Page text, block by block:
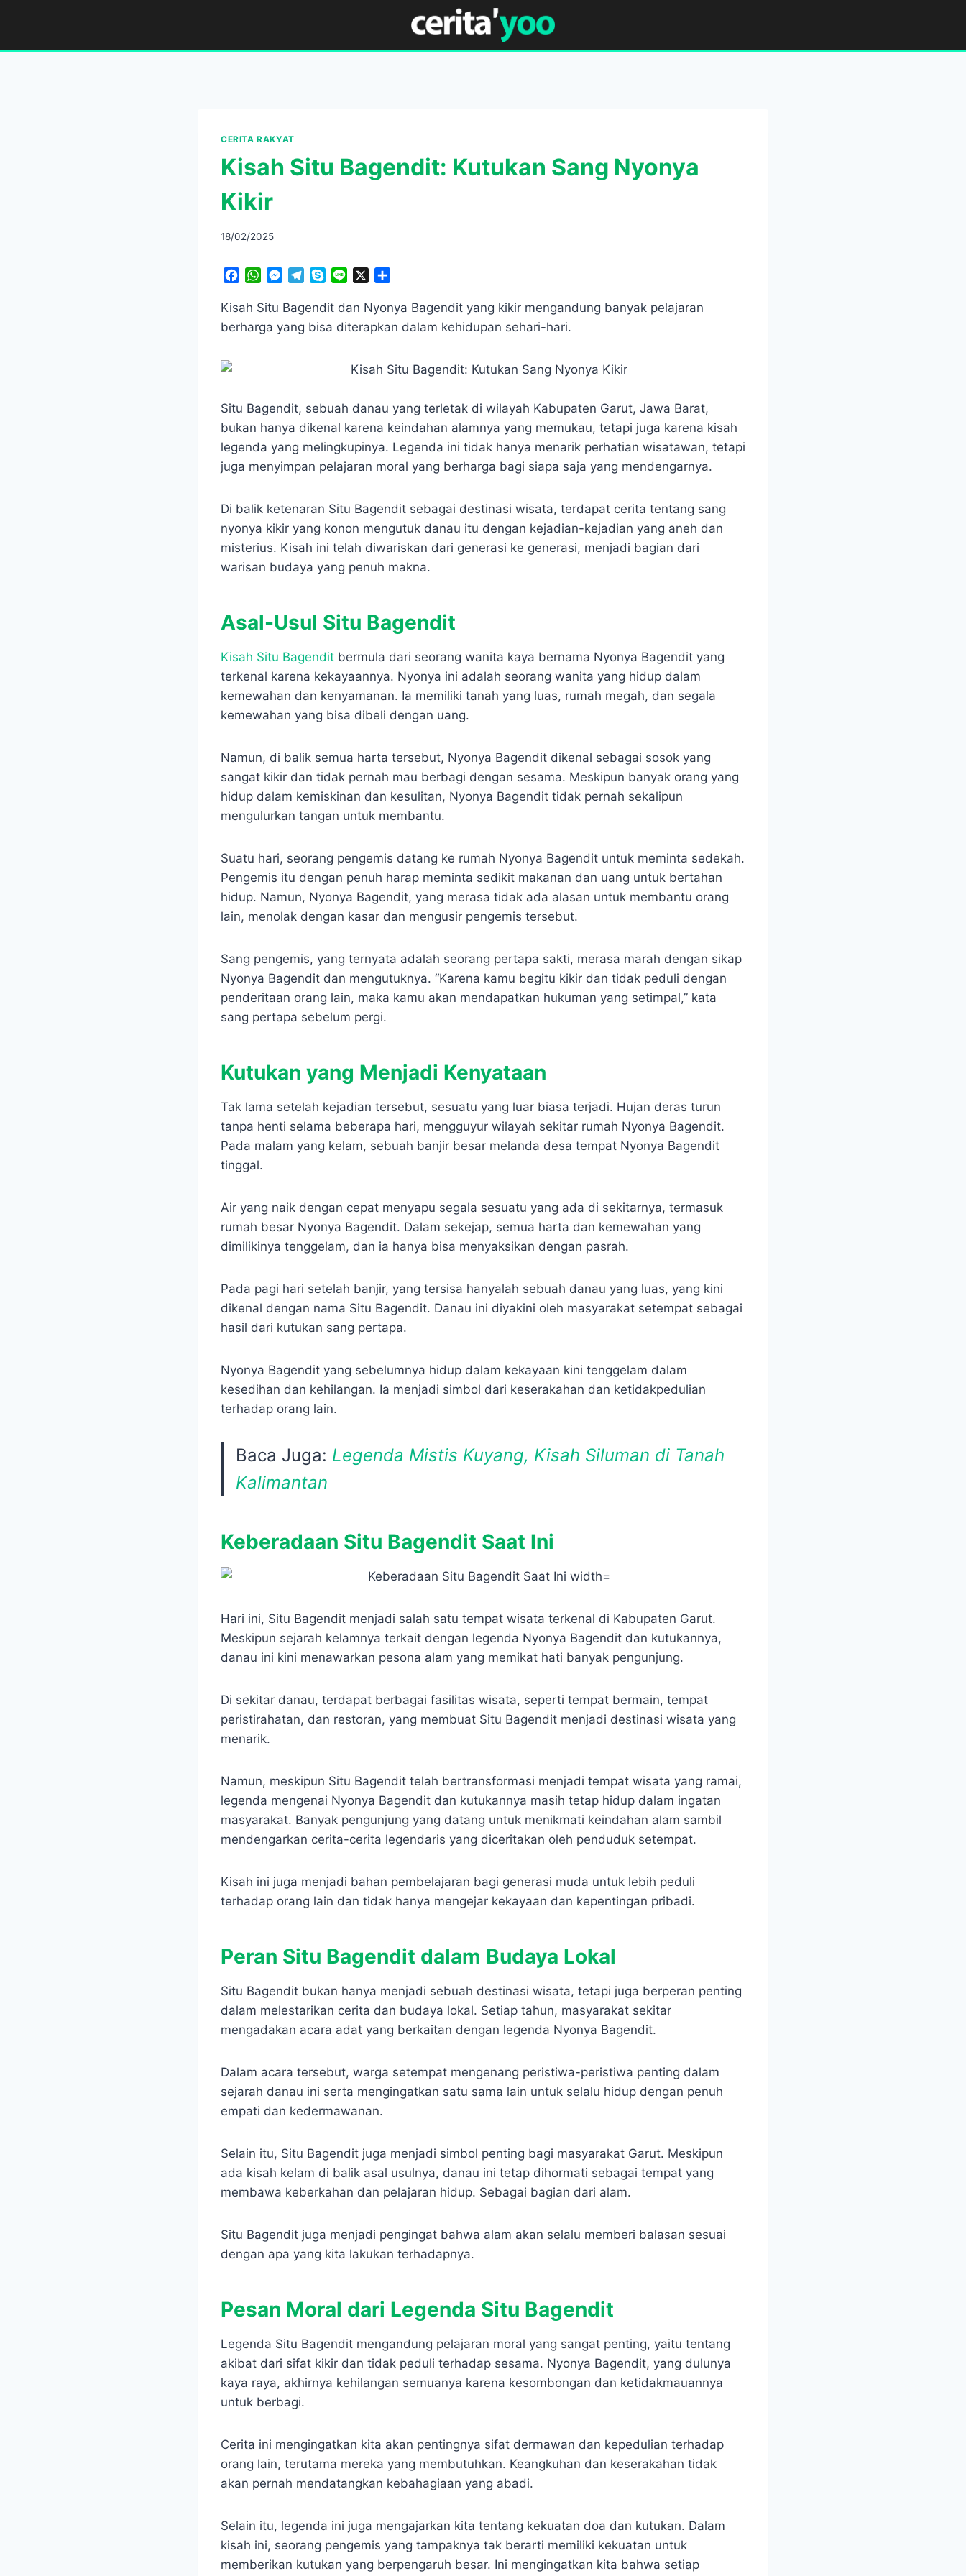
content
CERITA RAKYAT
Kisah Situ Bagendit: Kutukan Sang Nyonya
Kikir
18/02/2025
c
e
W
a
t
s
M
s
s
r
l
e
y
p
n
e
a
r
Kisah Situ Bagendit dan Nyonya Bagendit yang kikir mengandung banyak pelajaran
berharga yang bisa diterapkan dalam kehidupan sehari-hari.
Situ Bagendit, sebuah danau yang terletak di wilayah Kabupaten Garut, Jawa Barat,
bukan hanya dikenal karena keindahan alamnya yang memukau, tetapi juga karena kisah
legenda yang melingkupinya. Legenda ini tidak hanya menarik perhatian wisatawan, tetapi
juga menyimpan pelajaran moral yang berharga bagi siapa saja yang mendengarnya.
Di balik ketenaran Situ Bagendit sebagai destinasi wisata, terdapat cerita tentang sang
nyonya kikir yang konon mengutuk danau itu dengan kejadian-kejadian yang aneh dan
misterius. Kisah ini telah diwariskan dari generasi ke generasi, menjadi bagian dari
warisan budaya yang penuh makna.
Asal-Usul Situ Bagendit
Kisah Situ Bagendit bermula dari seorang wanita kaya bernama Nyonya Bagendit yang
terkenal karena kekayaannya. Nyonya ini adalah seorang wanita yang hidup dalam
kemewahan dan kenyamanan. Ia memiliki tanah yang luas, rumah megah, dan segala
kemewahan yang bisa dibeli dengan uang.
Namun, di balik semua harta tersebut, Nyonya Bagendit dikenal sebagai sosok yang
sangat kikir dan tidak pernah mau berbagi dengan sesama. Meskipun banyak orang yang
hidup dalam kemiskinan dan kesulitan, Nyonya Bagendit tidak pernah sekalipun
mengulurkan tangan untuk membantu.
Suatu hari, seorang pengemis datang ke rumah Nyonya Bagendit untuk meminta sedekah.
Pengemis itu dengan penuh harap meminta sedikit makanan dan uang untuk bertahan
hidup. Namun, Nyonya Bagendit, yang merasa tidak ada alasan untuk membantu orang
lain, menolak dengan kasar dan mengusir pengemis tersebut.
Sang pengemis, yang ternyata adalah seorang pertapa sakti, merasa marah dengan sikap
Nyonya Bagendit dan mengutuknya. “Karena kamu begitu kikir dan tidak peduli dengan
penderitaan orang lain, maka kamu akan mendapatkan hukuman yang setimpal,” kata
sang pertapa sebelum pergi.
Kutukan yang Menjadi Kenyataan
Tak lama setelah kejadian tersebut, sesuatu yang luar biasa terjadi. Hujan deras turun
tanpa henti selama beberapa hari, mengguyur wilayah sekitar rumah Nyonya Bagendit.
Pada malam yang kelam, sebuah banjir besar melanda desa tempat Nyonya Bagendit
tinggal.
Air yang naik dengan cepat menyapu segala sesuatu yang ada di sekitarnya, termasuk
rumah besar Nyonya Bagendit. Dalam sekejap, semua harta dan kemewahan yang
dimilikinya tenggelam, dan ia hanya bisa menyaksikan dengan pasrah.
Pada pagi hari setelah banjir, yang tersisa hanyalah sebuah danau yang luas, yang kini
dikenal dengan nama Situ Bagendit. Danau ini diyakini oleh masyarakat setempat sebagai
hasil dari kutukan sang pertapa.
Nyonya Bagendit yang sebelumnya hidup dalam kekayaan kini tenggelam dalam
kesedihan dan kehilangan. Ia menjadi simbol dari keserakahan dan ketidakpedulian
terhadap orang lain.
Baca Juga: Legenda Mistis Kuyang, Kisah Siluman di Tanah
Kalimantan
Keberadaan Situ Bagendit Saat Ini
Hari ini, Situ Bagendit menjadi salah satu tempat wisata terkenal di Kabupaten Garut.
Meskipun sejarah kelamnya terkait dengan legenda Nyonya Bagendit dan kutukannya,
danau ini kini menawarkan pesona alam yang memikat hati banyak pengunjung.
Di sekitar danau, terdapat berbagai fasilitas wisata, seperti tempat bermain, tempat
peristirahatan, dan restoran, yang membuat Situ Bagendit menjadi destinasi wisata yang
menarik.
Namun, meskipun Situ Bagendit telah bertransformasi menjadi tempat wisata yang ramai,
legenda mengenai Nyonya Bagendit dan kutukannya masih tetap hidup dalam ingatan
masyarakat. Banyak pengunjung yang datang untuk menikmati keindahan alam sambil
mendengarkan cerita-cerita legendaris yang diceritakan oleh penduduk setempat.
Kisah ini juga menjadi bahan pembelajaran bagi generasi muda untuk lebih peduli
terhadap orang lain dan tidak hanya mengejar kekayaan dan kepentingan pribadi.
Peran Situ Bagendit dalam Budaya Lokal
Situ Bagendit bukan hanya menjadi sebuah destinasi wisata, tetapi juga berperan penting
dalam melestarikan cerita dan budaya lokal. Setiap tahun, masyarakat sekitar
mengadakan acara adat yang berkaitan dengan legenda Nyonya Bagendit.
Dalam acara tersebut, warga setempat mengenang peristiwa-peristiwa penting dalam
sejarah danau ini serta mengingatkan satu sama lain untuk selalu hidup dengan penuh
empati dan kedermawanan.
Selain itu, Situ Bagendit juga menjadi simbol penting bagi masyarakat Garut. Meskipun
ada kisah kelam di balik asal usulnya, danau ini tetap dihormati sebagai tempat yang
membawa keberkahan dan pelajaran hidup. Sebagai bagian dari alam.
Situ Bagendit juga menjadi pengingat bahwa alam akan selalu memberi balasan sesuai
dengan apa yang kita lakukan terhadapnya.
Pesan Moral dari Legenda Situ Bagendit
Legenda Situ Bagendit mengandung pelajaran moral yang sangat penting, yaitu tentang
akibat dari sifat kikir dan tidak peduli terhadap sesama. Nyonya Bagendit, yang dulunya
kaya raya, akhirnya kehilangan semuanya karena kesombongan dan ketidakmauannya
untuk berbagi.
Cerita ini mengingatkan kita akan pentingnya sifat dermawan dan kepedulian terhadap
orang lain, terutama mereka yang membutuhkan. Keangkuhan dan keserakahan tidak
akan pernah mendatangkan kebahagiaan yang abadi.
Selain itu, legenda ini juga mengajarkan kita tentang kekuatan doa dan kutukan. Dalam
kisah ini, seorang pengemis yang tampaknya tak berarti memiliki kekuatan untuk
memberikan kutukan yang berpengaruh besar. Ini mengingatkan kita bahwa setiap